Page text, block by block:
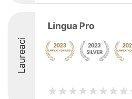
Laureaci
Lingua Pro